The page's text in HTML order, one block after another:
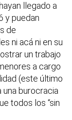
llegado a
y puedan
de
ni acá ni en su
un trabajo
a cargo
(este último
una burocracia
todos los “sin